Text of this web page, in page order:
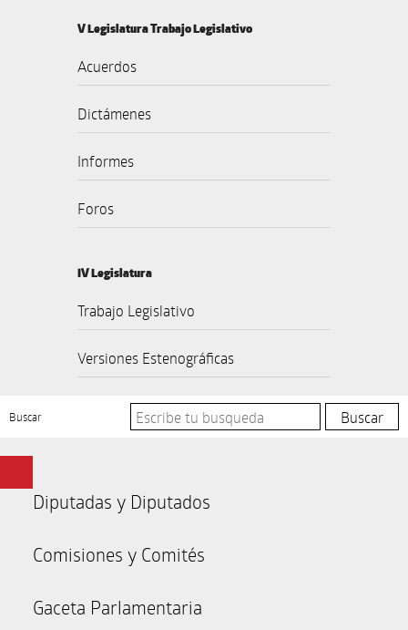
V Legislatura Trabajo Legislativo
Acuerdos
Dictámenes
Informes
Foros
IV Legislatura
Trabajo Legislativo
Versiones Estenográficas
Buscar
Diputadas y Diputados
Comisiones y Comités
Gaceta Parlamentaria